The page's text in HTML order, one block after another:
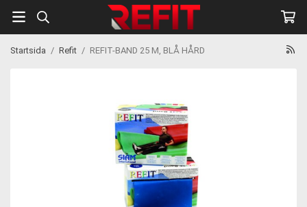
Startsida / Refit / REFIT-BAND 25 M, BLÅ HÅRD